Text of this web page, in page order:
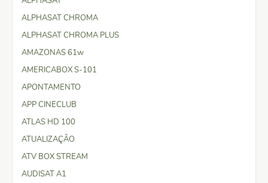
ALPHASAT CHROMA
ALPHASAT CHROMA PLUS
AMAZONAS 61w
AMERICABOX S-101
APONTAMENTO
APP CINECLUB
ATLAS HD 100
ATUALIZAÇÃO
ATV BOX STREAM
AUDISAT A1